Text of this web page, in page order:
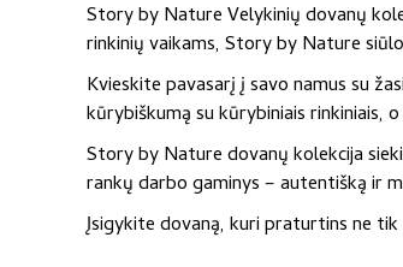
Story by Nature Velykinių dovanų
rinkinių vaikams, Story by Nature
Kvieskite pavasarį į savo namus su
kūrybiškumą su kūrybiniais rinkiniais,
Story by Nature dovanų kolekcija
rankų darbo gaminys – autentišką ir
Įsigykite dovaną, kuri praturtins ne